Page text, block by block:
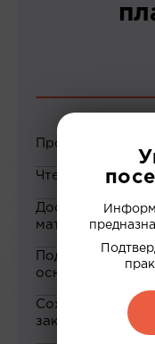
Просмотр
Чтение статей
Доступ к
материалам
Подборка
основе ваших
Сохранение
закладки